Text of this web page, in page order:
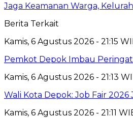
Jaga Keamanan Warga,
Berita Terkait
Kamis, 6 Agustus 2026 - 21:15
Pemkot Depok Imbau
Kamis, 6 Agustus 2026 - 21:13
Wali Kota Depok: Job Fair
Kamis, 6 Agustus 2026 - 21:11